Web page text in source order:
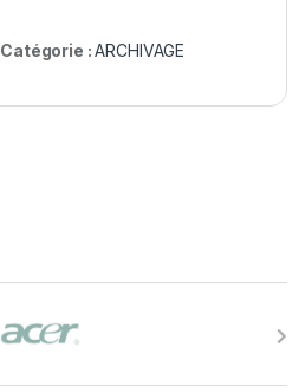
Catégorie :ARCHIVAGE